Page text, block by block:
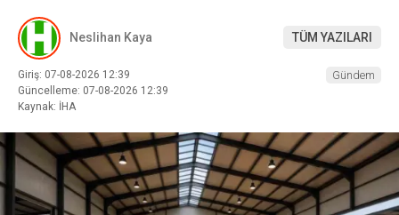
Neslihan Kaya TÜM YAZILARI
Giriş: 07-08-2026 12:39
Güncelleme: 07-08-2026 12:39
Kaynak: İHA
Gündem